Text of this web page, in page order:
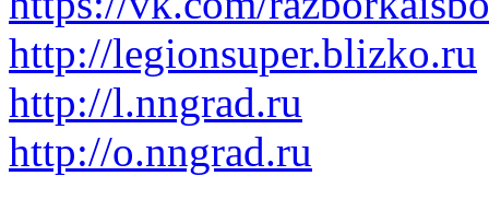
http://legionsuper.blizko.ru
http://l.nngrad.ru
http://o.nngrad.ru